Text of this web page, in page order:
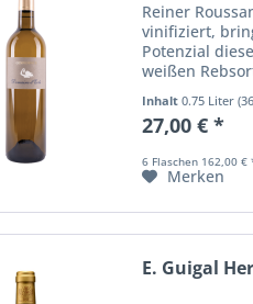
Reiner
vinifiziert,
Potenzial
weißen
zum
Inhalt 0.75 Liter
27,00 € *
6 Flaschen 162,00 €
Merken
E. Guigal